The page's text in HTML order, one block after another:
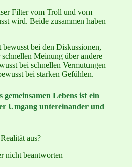
Filter vom Troll und vom
wird. Beide zusammen haben
bei den Diskussionen,
Meinung über andere
bei schnellen Vermutungen
bei starken Gefühlen.
gemeinsamen Lebens ist ein
Umgang untereinander und
aus?
nicht beantworten